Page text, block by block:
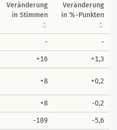
Veränderung
in Stimmen
Veränderung
in %-Punkten
- -
+16 +1,3
+8 +0,2
+8 -0,2
-189 -5,6